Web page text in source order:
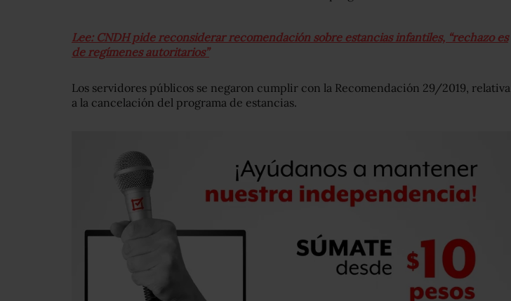
Lee: CNDH pide reconsiderar recomendación sobre estancias infantiles, “rechazo es
de regímenes autoritarios”
Los servidores públicos se negaron cumplir con la Recomendación 29/2019, relativa
a la cancelación del programa de estancias.